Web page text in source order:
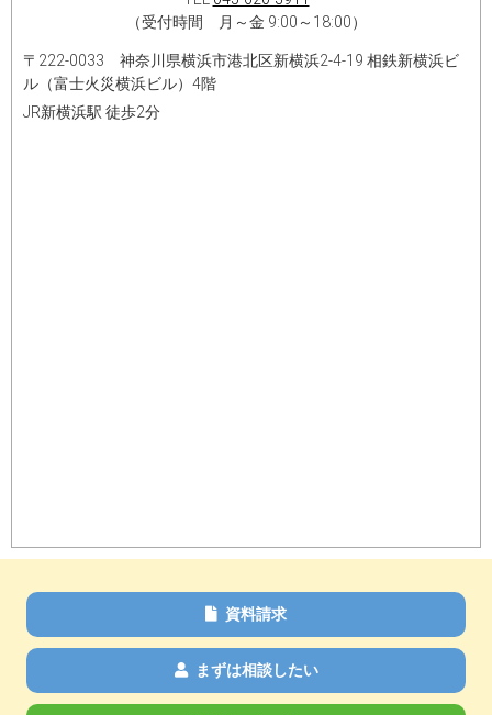
（受付時間 月～金 9:00～18:00）
〒222-0033 神奈川県横浜市港北区新横浜2-4-19 相鉄新横浜ビ
ル（富士火災横浜ビル）4階
JR新横浜駅 徒歩2分
資料請求
まずは相談したい